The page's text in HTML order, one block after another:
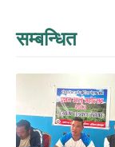
सम्बन्धित